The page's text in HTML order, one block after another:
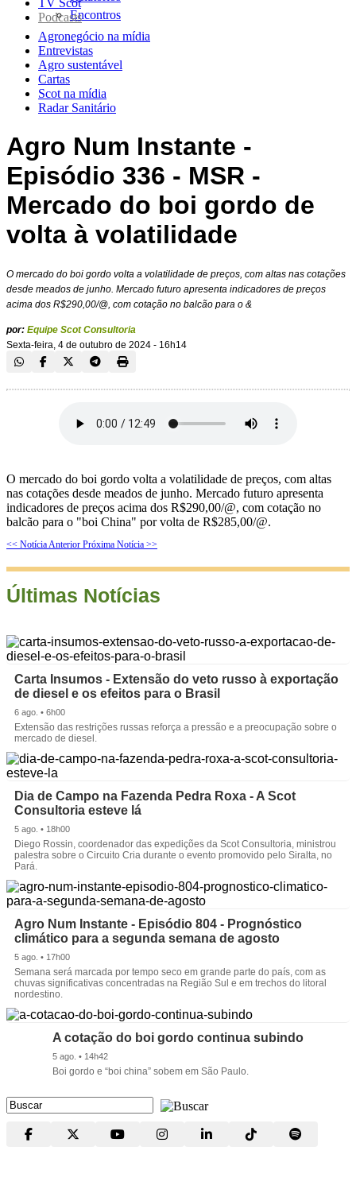
Encontros
TV Scot
Podcasts
Agronegócio na mídia
Entrevistas
Agro sustentável
Cartas
Scot na mídia
Radar Sanitário
Agro Num Instante -
Episódio 336 - MSR -
Mercado do boi gordo de
volta à volatilidade
O mercado do boi gordo volta a volatilidade de preços, com altas nas cotações
desde meados de junho. Mercado futuro apresenta indicadores de preços
acima dos R$290,00/@, com cotação no balcão para o &
por: Equipe Scot Consultoria
Sexta-feira, 4 de outubro de 2024 - 16h14
O mercado do boi gordo volta a volatilidade de preços, com altas
nas cotações desde meados de junho. Mercado futuro apresenta
indicadores de preços acima dos R$290,00/@, com cotação no
balcão para o "boi China" por volta de R$285,00/@.
<< Notícia Anterior Próxima Notícia >>
Últimas Notícias
Carta Insumos - Extensão do veto russo à exportação
de diesel e os efeitos para o Brasil
6 ago. • 6h00
Extensão das restrições russas reforça a pressão e a preocupação sobre o
mercado de diesel.
Dia de Campo na Fazenda Pedra Roxa - A Scot
Consultoria esteve lá
5 ago. • 18h00
Diego Rossin, coordenador das expedições da Scot Consultoria, ministrou
palestra sobre o Circuito Cria durante o evento promovido pelo Siralta, no
Pará.
Agro Num Instante - Episódio 804 - Prognóstico
climático para a segunda semana de agosto
5 ago. • 17h00
Semana será marcada por tempo seco em grande parte do país, com as
chuvas significativas concentradas na Região Sul e em trechos do litoral
nordestino.
A cotação do boi gordo continua subindo
5 ago. • 14h42
Boi gordo e “boi china” sobem em São Paulo.